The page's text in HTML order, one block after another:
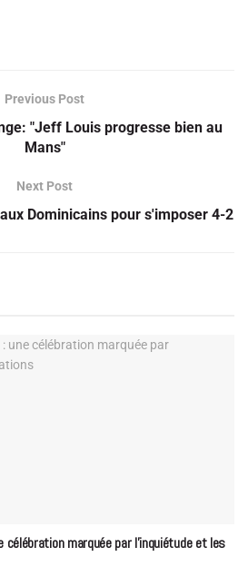
Previous Post
"Jeff Louis progresse bien au
Mans"
Next Post
Dominicains pour s'imposer 4-2
célébration marquée par l’inquiétude et les